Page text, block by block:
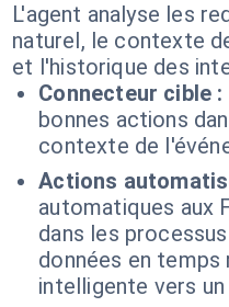
L'agent analyse les
naturel, le contexte
et l'historique des
Connecteur cible :
bonnes actions
contexte de
Actions
automatiques aux
dans les
données en temps
intelligente vers un